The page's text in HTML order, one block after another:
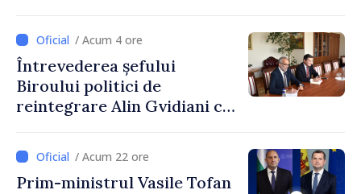
Ambasadoarea Suediei,
Petra Lärke/ Acum 4 ore
Întrevederea șefului
Biroului politici de
reintegrare Alin Gvidiani cu
Comitetului Internațional al
Crucii Roșii în Moldova
/ Acum 22 ore
Prim-ministrul Vasile Tofan